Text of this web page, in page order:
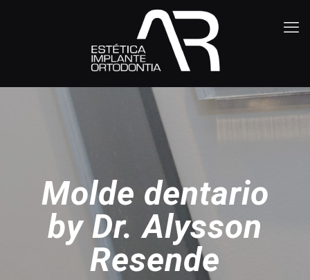
Molde dentario
by Dr. Alysson
Resende